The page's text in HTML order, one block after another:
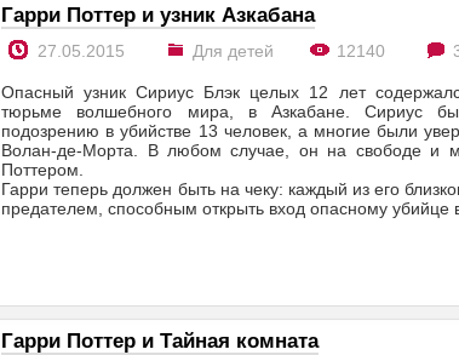
Гарри Поттер и узник Азкабана
27.05.2015 Для детей 12140
Опасный узник Сириус Блэк целых 12 лет
тюрьме волшебного мира, в Азкабане. Сириус
подозрению в убийстве 13 человек, а многие были
Волан-де-Морта. В любом случае, он на свободе и
Поттером.
Гарри теперь должен быть на чеку: каждый из его
предателем, способным открыть вход опасному убийце
Гарри Поттер и Тайная комната